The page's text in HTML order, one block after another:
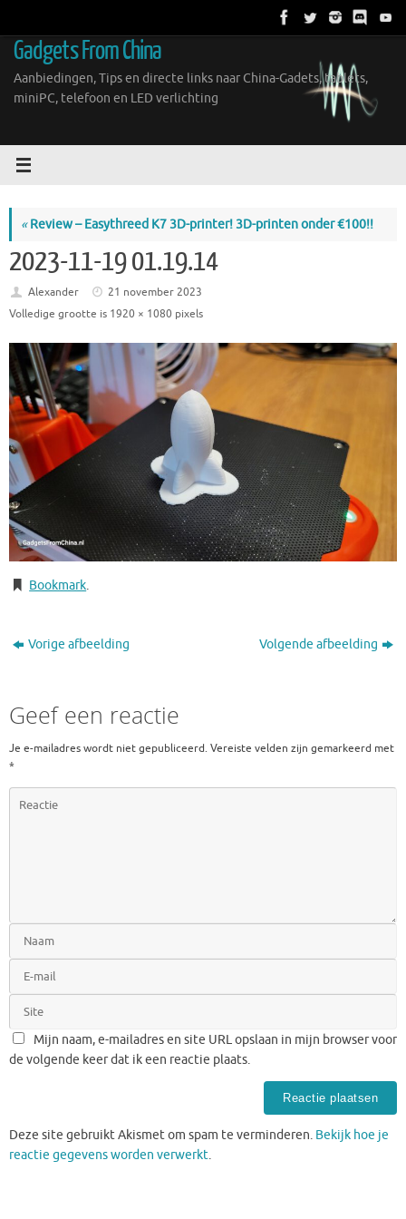
inhoud
Gadgets From China
Aanbiedingen, Tips en directe links naar China-Gadets, tablets,
miniPC, telefoon en LED verlichting
«Review – Easythreed K7 3D-printer! 3D-printen onder €100!!
2023-11-19 01.19.14
Alexander
21 november 2023
Volledige grootte is 1920 × 1080 pixels
Bookmark.
Vorige afbeelding Volgende afbeelding
Geef een reactie
Je e-mailadres wordt niet gepubliceerd. Vereiste velden zijn gemarkeerd met
*
Mijn naam, e-mailadres en site URL opslaan in mijn browser voor
de volgende keer dat ik een reactie plaats.
Deze site gebruikt Akismet om spam te verminderen. Bekijk hoe je
reactie gegevens worden verwerkt.